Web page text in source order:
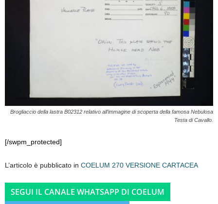
Brogliaccio della lastra B02312 relativo all’immagine di scoperta della famosa Nebulosa
Testa di Cavallo.
[/swpm_protected]
L’articolo è pubblicato in COELUM 270 VERSIONE CARTACEA
SEGUI IL CANALE WHATSAPP DI COELUM